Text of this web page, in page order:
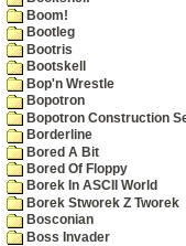
Boom!
Bootleg
Bootris
Bootskell
Bop'n Wrestle
Bopotron
Bopotron Construction
Borderline
Bored A Bit
Bored Of Floppy
Borek In ASCII World
Borek Stworek Z Tworek
Bosconian
Boss Invader